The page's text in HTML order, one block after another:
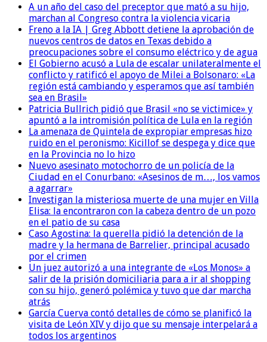
A un año del caso del preceptor que mató a su hijo,
marchan al Congreso contra la violencia vicaria
Freno a la IA | Greg Abbott detiene la aprobación de
nuevos centros de datos en Texas debido a
preocupaciones sobre el consumo eléctrico y de agua
El Gobierno acusó a Lula de escalar unilateralmente el
conflicto y ratificó el apoyo de Milei a Bolsonaro: «La
región está cambiando y esperamos que así también
sea en Brasil»
Patricia Bullrich pidió que Brasil «no se victimice» y
apuntó a la intromisión política de Lula en la región
La amenaza de Quintela de expropiar empresas hizo
ruido en el peronismo: Kicillof se despega y dice que
en la Provincia no lo hizo
Nuevo asesinato motochorro de un policía de la
Ciudad en el Conurbano: «Asesinos de m…, los vamos
a agarrar»
Investigan la misteriosa muerte de una mujer en Villa
Elisa: la encontraron con la cabeza dentro de un pozo
en el patio de su casa
Caso Agostina: la querella pidió la detención de la
madre y la hermana de Barrelier, principal acusado
por el crimen
Un juez autorizó a una integrante de «Los Monos» a
salir de la prisión domiciliaria para a ir al shopping
con su hijo, generó polémica y tuvo que dar marcha
atrás
García Cuerva contó detalles de cómo se planificó la
visita de León XIV y dijo que su mensaje interpelará a
todos los argentinos